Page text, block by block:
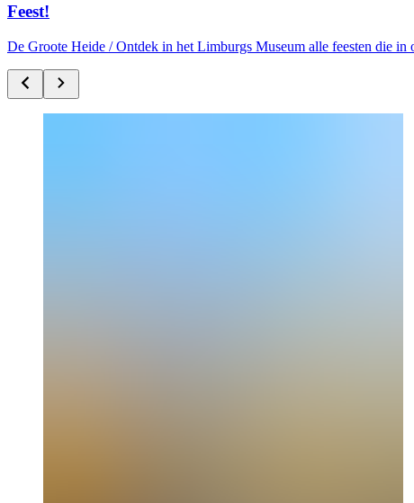
Feest!
De Groote Heide /Ontdek in het Limburgs Museum alle feesten die in